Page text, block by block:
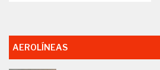
AEROLÍNEAS